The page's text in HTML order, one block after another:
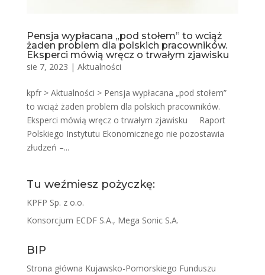
Pensja wypłacana „pod stołem” to wciąż
żaden problem dla polskich pracowników.
Eksperci mówią wręcz o trwałym zjawisku
sie 7, 2023 | Aktualności
kpfr > Aktualności > Pensja wypłacana „pod stołem”
to wciąż żaden problem dla polskich pracowników.
Eksperci mówią wręcz o trwałym zjawisku Raport
Polskiego Instytutu Ekonomicznego nie pozostawia
złudzeń –...
Tu weźmiesz pożyczkę:
KPFP Sp. z o.o.
Konsorcjum ECDF S.A., Mega Sonic S.A.
BIP
Strona główna Kujawsko-Pomorskiego Funduszu